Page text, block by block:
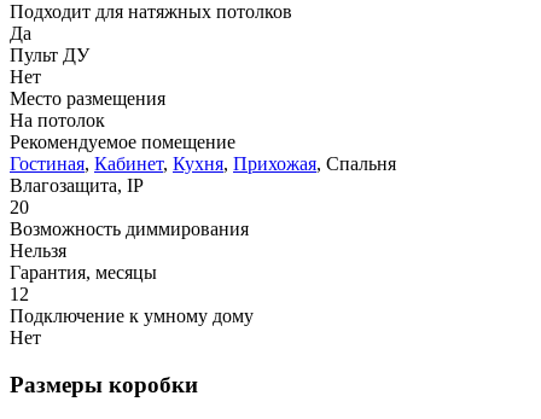
Подходит для натяжных потолков
Да
Пульт ДУ
Нет
Место размещения
На потолок
Рекомендуемое помещение
Гостиная, Кабинет, Кухня, Прихожая, Спальня
Влагозащита, IP
20
Возможность диммирования
Нельзя
Гарантия, месяцы
12
Подключение к умному дому
Нет
Размеры коробки